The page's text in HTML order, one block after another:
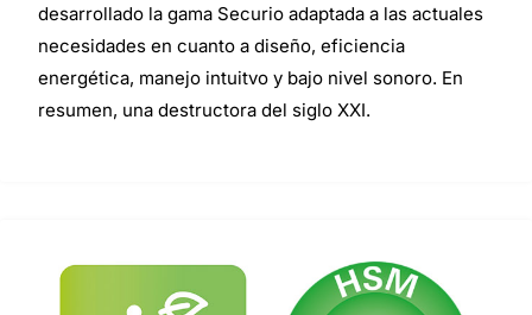
desarrollado la gama Securio adaptada a las actuales
necesidades en cuanto a diseño, eficiencia
energética, manejo intuitvo y bajo nivel sonoro. En
resumen, una destructora del siglo XXI.